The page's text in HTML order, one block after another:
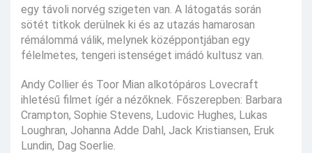
egy távoli norvég szigeten van. A látogatás során
sötét titkok derülnek ki és az utazás hamarosan
rémálommá válik, melynek középpontjában egy
félelmetes, tengeri istenséget imádó kultusz van.
Andy Collier és Toor Mian alkotópáros Lovecraft
ihletésű filmet ígér a nézőknek. Főszerepben: Barbara
Crampton, Sophie Stevens, Ludovic Hughes, Lukas
Loughran, Johanna Adde Dahl, Jack Kristiansen, Eruk
Lundin, Dag Soerlie.